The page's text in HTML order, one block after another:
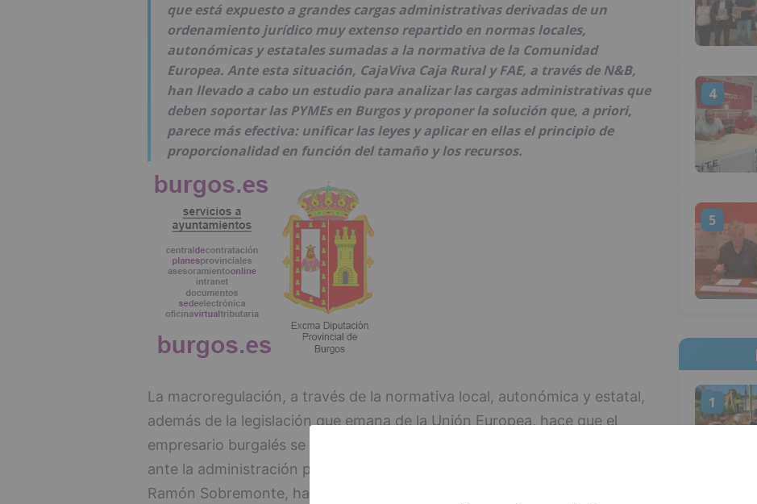
que está expuesto a grandes cargas administrativas derivadas de un
ordenamiento jurídico muy extenso repartido en normas locales,
autonómicas y estatales sumadas a la normativa de la Comunidad
Europea. Ante esta situación, CajaViva Caja Rural y FAE, a través de N&B,
han llevado a cabo un estudio para analizar las cargas administrativas que
deben soportar las PYMEs en Burgos y proponer la solución que, a priori,
parece más efectiva: unificar las leyes y aplicar en ellas el principio de
proporcionalidad en función del tamaño y los recursos.
La macroregulación, a través de la normativa local, autonómica y estatal,
además de la legislación que emana de la Unión Europea, hace que el
empresario burgalés se vea envuelto en un sentimiento de indefensión
ante la administración pública. El presidente de CajaViva Caja Rural,
Ramón Sobremonte, ha señalado que este es uno de los mayores
4
5
1